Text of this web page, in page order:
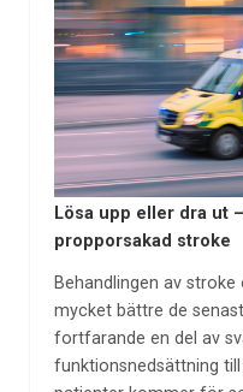
Lösa upp eller dra ut
propporsakad stroke
Behandlingen av
mycket bättre de
fortfarande en del av
funktionsnedsättning